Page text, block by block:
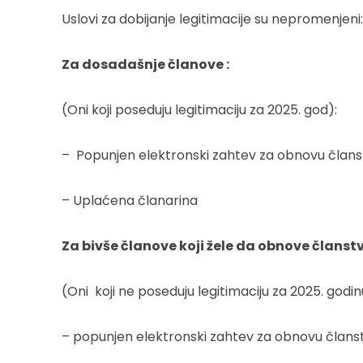
Uslovi za dobijanje legitimacije su nepromenjeni:
Za dosadašnje članove :
(Oni koji poseduju legitimaciju za 2025. god):
– Popunjen elektronski zahtev za obnovu
– Uplaćena članarina
Za bivše članove koji žele da obnove
(Oni koji ne poseduju legitimaciju za 2025.
– popunjen elektronski zahtev za obnovu